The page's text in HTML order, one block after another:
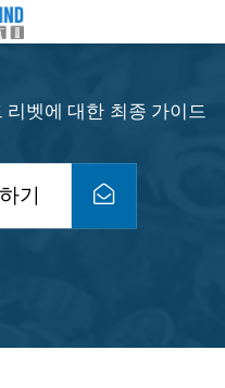
벳에 대한 최종 가이드
기